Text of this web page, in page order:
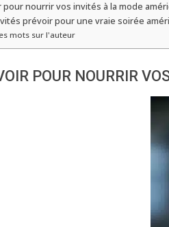
nourrir vos invités à la mode
prévoir pour une vraie soirée
mots sur l'auteur
POUR NOURRIR